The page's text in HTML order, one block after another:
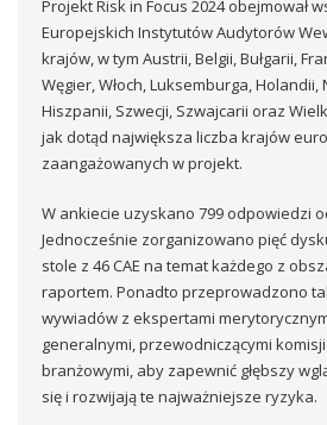
Projekt Risk in Focus 2024 obejmował
Europejskich Instytutów Audytorów
krajów, w tym Austrii, Belgii, Bułgarii,
Węgier, Włoch, Luksemburga, Holandii,
Hiszpanii, Szwecji, Szwajcarii oraz
jak dotąd największa liczba krajów
zaangażowanych w projekt.
W ankiecie uzyskano 799 odpowiedzi
Jednocześnie zorganizowano pięć
stole z 46 CAE na temat każdego z
raportem. Ponadto przeprowadzono
wywiadów z ekspertami
generalnymi, przewodniczącymi
branżowymi, aby zapewnić głębszy
się i rozwijają te najważniejsze ryzyka.